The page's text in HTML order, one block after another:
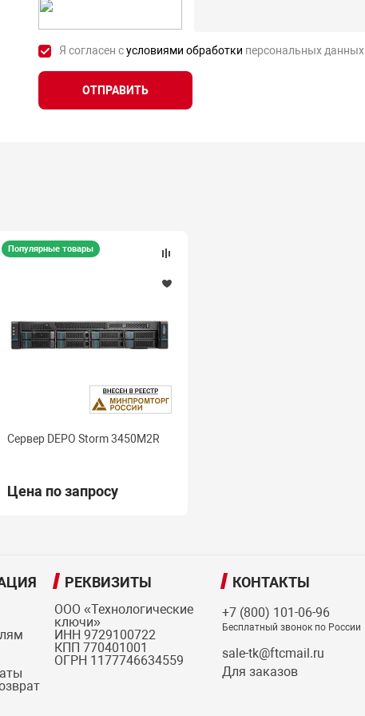
Я согласен сусловиями обработки персональных данных
ОТПРАВИТЬ
Популярные товары
Сервер DEPO Storm 3450M2R
Цена по запросу
РЕКВИЗИТЫ
ООО «Технологические
ключи»
ИНН 9729100722
КПП 770401001
ОГРН 1177746634559
КОНТАКТЫ
+7 (800) 101-06-96
Бесплатный звонок по России
sale-tk@ftcmail.ru
Для заказов